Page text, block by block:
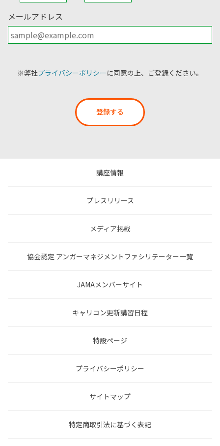
メールアドレス
※弊社プライバシーポリシーに同意の上、ご登録ください。
登録する
講座情報
プレスリリース
メディア掲載
協会認定 アンガーマネジメントファシリテーター一覧
JAMAメンバーサイト
キャリコン更新講習日程
特設ページ
プライバシーポリシー
サイトマップ
特定商取引法に基づく表記